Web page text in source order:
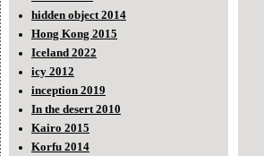
hidden object 2014
Hong Kong 2015
Iceland 2022
icy 2012
inception 2019
In the desert 2010
Kairo 2015
Korfu 2014